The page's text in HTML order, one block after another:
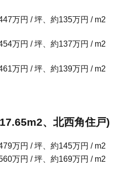
万円 / 坪、約135万円 / m2
万円 / 坪、約137万円 / m2
万円 / 坪、約139万円 / m2
、北西角住戸)
万円 / 坪、約145万円 / m2
万円 / 坪、約169万円 / m2